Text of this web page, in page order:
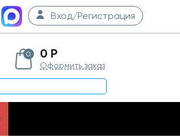
Вход/Регистрация
0 0 Р
Оформить заказ